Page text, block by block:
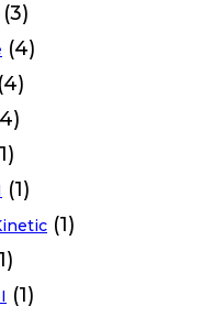
(3)
(4)
(4)
(1)
(1)
(1)